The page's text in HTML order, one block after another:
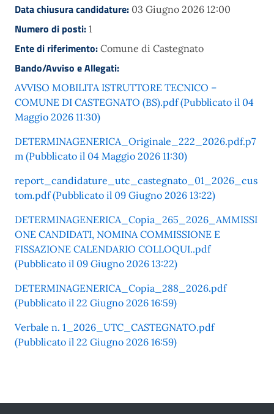
Data chiusura candidature: 03 Giugno 2026 12:00
Numero di posti: 1
Ente di riferimento: Comune di Castegnato
Bando/Avviso e Allegati:
AVVISO MOBILITA ISTRUTTORE TECNICO –
COMUNE DI CASTEGNATO (BS).pdf (Pubblicato il 04
Maggio 2026 11:30)
DETERMINAGENERICA_Originale_222_2026.pdf.p7
m (Pubblicato il 04 Maggio 2026 11:30)
report_candidature_utc_castegnato_01_2026_cus
tom.pdf (Pubblicato il 09 Giugno 2026 13:22)
DETERMINAGENERICA_Copia_265_2026_AMMISSI
ONE CANDIDATI, NOMINA COMMISSIONE E
FISSAZIONE CALENDARIO COLLOQUI..pdf
(Pubblicato il 09 Giugno 2026 13:22)
DETERMINAGENERICA_Copia_288_2026.pdf
(Pubblicato il 22 Giugno 2026 16:59)
Verbale n. 1_2026_UTC_CASTEGNATO.pdf
(Pubblicato il 22 Giugno 2026 16:59)